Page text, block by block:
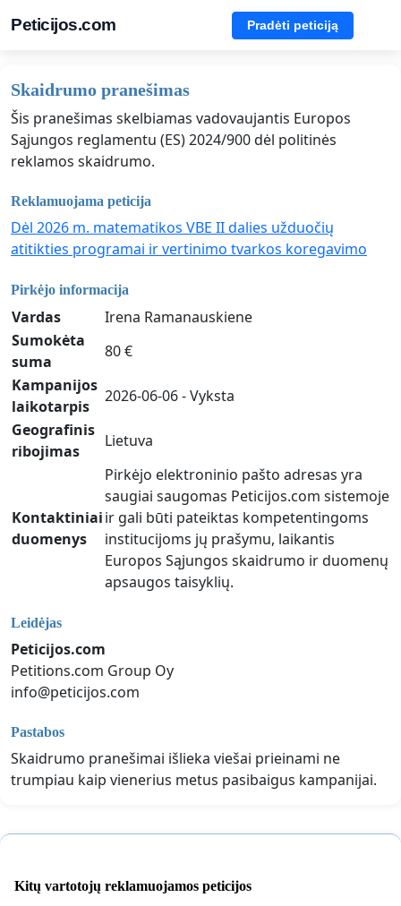
Peticijos.com Pradėti peticiją
Skaidrumo pranešimas
Šis pranešimas skelbiamas vadovaujantis Europos
Sąjungos reglamentu (ES) 2024/900 dėl politinės
reklamos skaidrumo.
Reklamuojama peticija
Dėl 2026 m. matematikos VBE II dalies užduočių
atitikties programai ir vertinimo tvarkos koregavimo
Pirkėjo informacija
Vardas
Irena Ramanauskiene
Sumokėta
suma
80 €
Kampanijos
laikotarpis
2026-06-06 - Vyksta
Geografinis
ribojimas
Lietuva
Kontaktiniai
duomenys
Pirkėjo elektroninio pašto adresas yra
saugiai saugomas Peticijos.com sistemoje
ir gali būti pateiktas kompetentingoms
institucijoms jų prašymu, laikantis
Europos Sąjungos skaidrumo ir duomenų
apsaugos taisyklių.
Leidėjas
Peticijos.com
Petitions.com Group Oy
info@peticijos.com
Pastabos
Skaidrumo pranešimai išlieka viešai prieinami ne
trumpiau kaip vienerius metus pasibaigus kampanijai.
Kitų vartotojų reklamuojamos peticijos